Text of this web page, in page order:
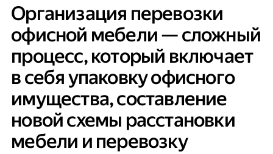
Организация перевозки
офисной мебели — сложный
процесс, который включает
в себя упаковку офисного
имущества, составление
новой схемы расстановки
мебели и перевозку